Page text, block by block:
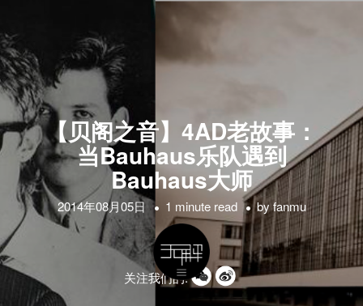
【贝阁之音】4AD老故事：
当Bauhaus乐队遇到
Bauhaus大师
2014年08月05日 1 minute read byfanmu
关注我们的: